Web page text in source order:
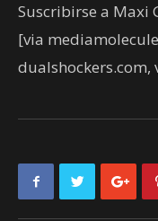
Suscribirse a Maxi
[via
dualshockers.com,